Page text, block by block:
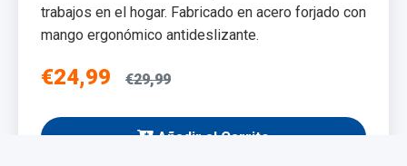
trabajos en el hogar. Fabricado en acero forjado con
mango ergonómico antideslizante.
€24,99 €29,99
Añadir al Carrito